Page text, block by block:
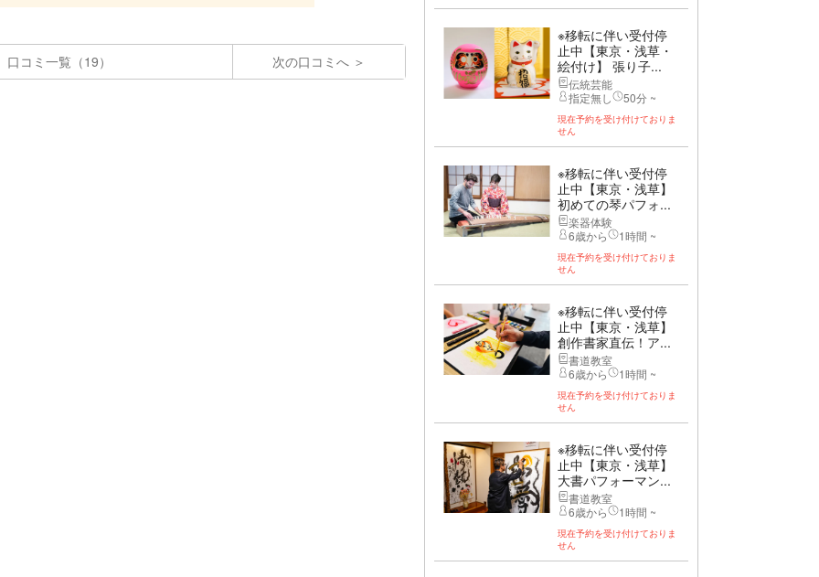
口コミ一覧（19） 次の口コミへ
※移転に伴い受付停
止中【東京・浅草・
絵付け】 張り子...
伝統芸能
指定無し
50分 ~
現在予約を受け付けておりま
せん
※移転に伴い受付停
止中【東京・浅草】
初めての琴パフォ...
楽器体験
6歳から
1時間 ~
現在予約を受け付けておりま
せん
※移転に伴い受付停
止中【東京・浅草】
創作書家直伝！ア...
書道教室
6歳から
1時間 ~
現在予約を受け付けておりま
せん
※移転に伴い受付停
止中【東京・浅草】
大書パフォーマン...
書道教室
6歳から
1時間 ~
現在予約を受け付けておりま
せん